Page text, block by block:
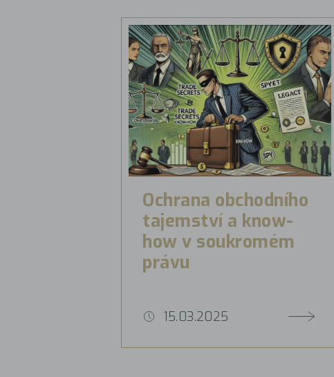
Ochrana obchodního
tajemství a know-
how v soukromém
právu
15.03.2025